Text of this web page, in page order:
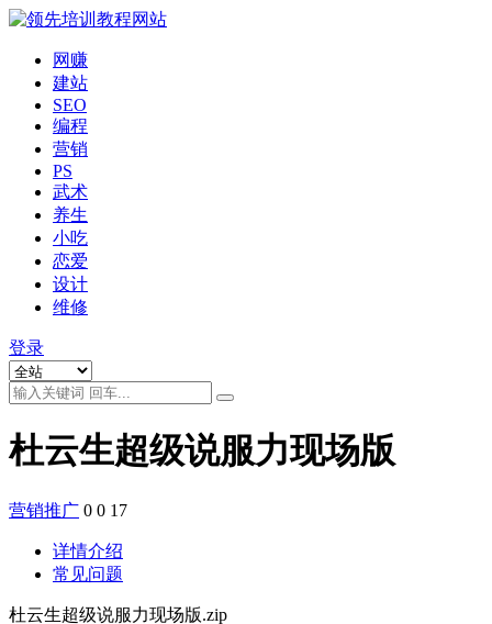
网赚
建站
SEO
编程
营销
PS
武术
养生
小吃
恋爱
设计
维修
登录
杜云生超级说服力现场版
营销推广 0 0 17
详情介绍
常见问题
杜云生超级说服力现场版.zip